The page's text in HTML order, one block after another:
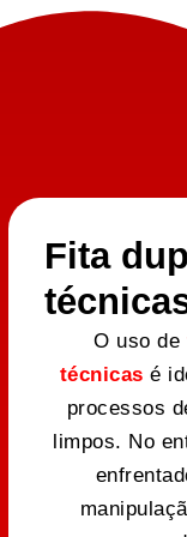
Fita
O uso de
técnicas é
processos
limpos. No